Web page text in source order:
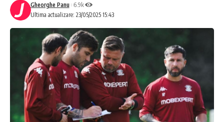
Ultima actualizare: 23/05/2025 15:43
Gheorghe Panu 6.9k